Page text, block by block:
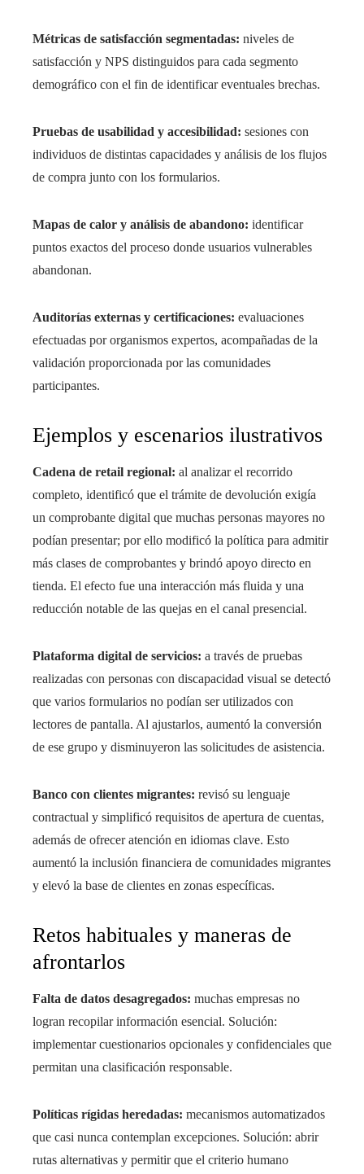
Métricas de satisfacción segmentadas: niveles de
satisfacción y NPS distinguidos para cada segmento
demográfico con el fin de identificar eventuales brechas.
Pruebas de usabilidad y accesibilidad: sesiones con
individuos de distintas capacidades y análisis de los flujos
de compra junto con los formularios.
Mapas de calor y análisis de abandono: identificar
puntos exactos del proceso donde usuarios vulnerables
abandonan.
Auditorías externas y certificaciones: evaluaciones
efectuadas por organismos expertos, acompañadas de la
validación proporcionada por las comunidades
participantes.
Ejemplos y escenarios ilustrativos
Cadena de retail regional: al analizar el recorrido
completo, identificó que el trámite de devolución exigía
un comprobante digital que muchas personas mayores no
podían presentar; por ello modificó la política para admitir
más clases de comprobantes y brindó apoyo directo en
tienda. El efecto fue una interacción más fluida y una
reducción notable de las quejas en el canal presencial.
Plataforma digital de servicios: a través de pruebas
realizadas con personas con discapacidad visual se detectó
que varios formularios no podían ser utilizados con
lectores de pantalla. Al ajustarlos, aumentó la conversión
de ese grupo y disminuyeron las solicitudes de asistencia.
Banco con clientes migrantes: revisó su lenguaje
contractual y simplificó requisitos de apertura de cuentas,
además de ofrecer atención en idiomas clave. Esto
aumentó la inclusión financiera de comunidades migrantes
y elevó la base de clientes en zonas específicas.
Retos habituales y maneras de
afrontarlos
Falta de datos desagregados: muchas empresas no
logran recopilar información esencial. Solución:
implementar cuestionarios opcionales y confidenciales que
permitan una clasificación responsable.
Políticas rígidas heredadas: mecanismos automatizados
que casi nunca contemplan excepciones. Solución: abrir
rutas alternativas y permitir que el criterio humano